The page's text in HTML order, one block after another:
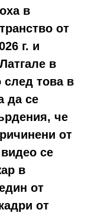
в
от
г. и
в
след това в
да се
че
от
се
в
от
от